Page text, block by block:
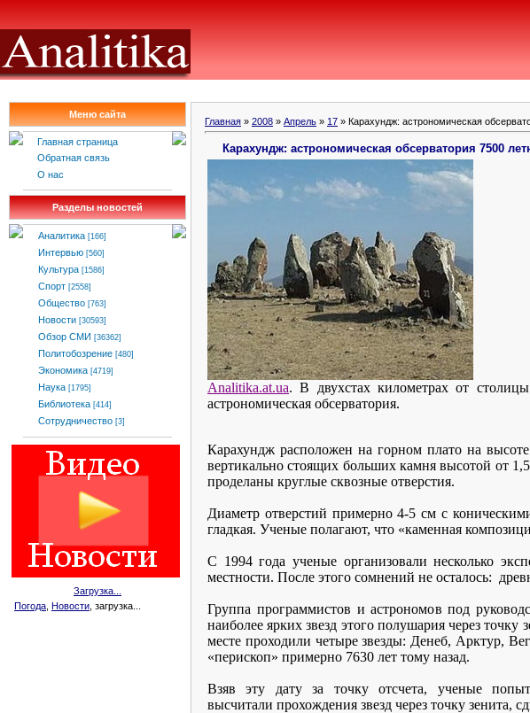
Меню сайта
Главная страница
Обратная связь
О нас
Разделы новостей
Аналитика [166]
Интервью [560]
Культура [1586]
Спорт [2558]
Общество [763]
Новости [30593]
Обзор СМИ [36362]
Политобозрение [480]
Экономика [4719]
Наука [1795]
Библиотека [414]
Сотрудничество [3]
Загрузка...
Погода Новости , загрузка...
Главная » 2008 » Апрель » 17 » Карахундж: астрономическая
Карахундж: астрономическая обсерватория 7500
Analitika.at.ua.В двухстах километрах от
астрономическая обсерватория.
Карахундж расположен на горном плато на высоте
вертикально стоящих больших камня высотой от
проделаны круглые сквозные отверстия.
Диаметр отверстий примерно 4-5 см с
гладкая. Ученые полагают, что «каменная
С 1994 года ученые организовали несколько
местности. После этого сомнений не осталось:
Группа программистов и астрономов под
наиболее ярких звезд этого полушария через точку
месте проходили четыре звезды: Денеб, Арктур,
«перископ» примерно 7630 лет тому назад.
Взяв эту дату за точку отсчета, ученые
высчитали прохождения звезд через точку зенита,